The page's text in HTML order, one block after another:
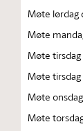
Møte lørdag
Møte
Møte tirsdag
Møte tirsdag
Møte
Møte